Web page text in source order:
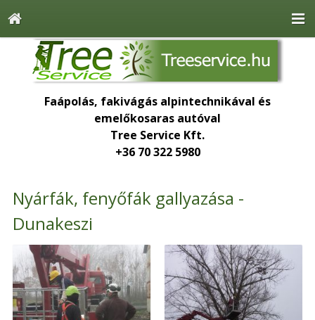
Faápolás, fakivágás alpintechnikával és
emelőkosaras autóval
Tree Service Kft.
+36 70 322 5980
Nyárfák, fenyőfák gallyazása -
Dunakeszi